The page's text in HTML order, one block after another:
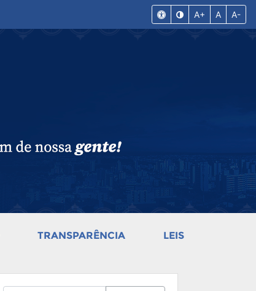
A+ A A-
TRANSPARÊNCIA
LEIS